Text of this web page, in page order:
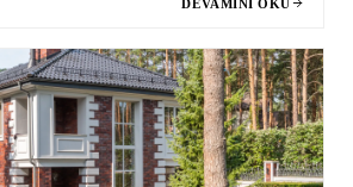
DEVAMINI OKU